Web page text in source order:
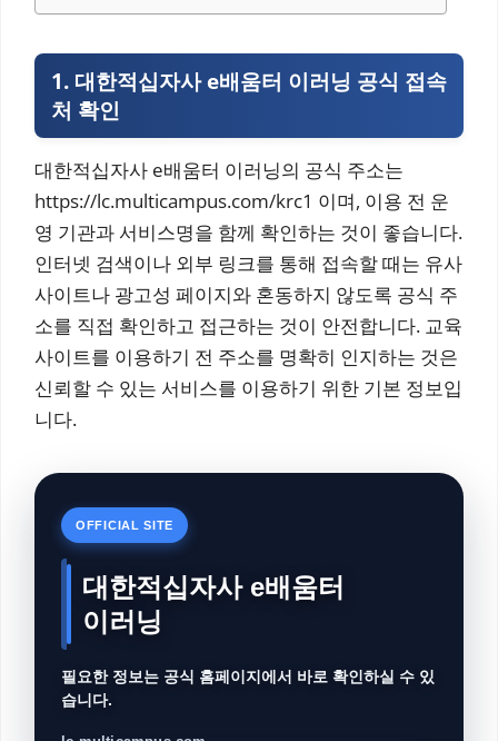
1. 대한적십자사 e배움터 이러닝 공식 접속
처 확인
대한적십자사 e배움터 이러닝의 공식 주소는
https://lc.multicampus.com/krc1 이며, 이용 전 운
영 기관과 서비스명을 함께 확인하는 것이 좋습니다.
인터넷 검색이나 외부 링크를 통해 접속할 때는 유사
사이트나 광고성 페이지와 혼동하지 않도록 공식 주
소를 직접 확인하고 접근하는 것이 안전합니다. 교육
사이트를 이용하기 전 주소를 명확히 인지하는 것은
신뢰할 수 있는 서비스를 이용하기 위한 기본 정보입
니다.
OFFICIAL SITE
대한적십자사 e배움터
이러닝
필요한 정보는 공식 홈페이지에서 바로 확인하실 수 있
습니다.